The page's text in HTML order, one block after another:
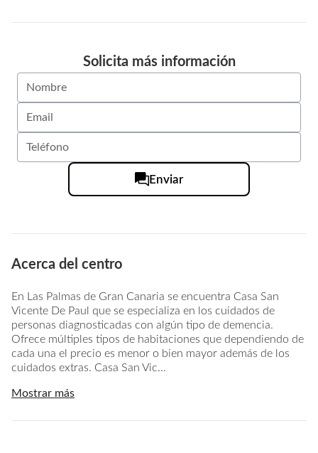
Solicita más información
Enviar
Acerca del centro
En Las Palmas de Gran Canaria se encuentra Casa San
Vicente De Paul que se especializa en los cuidados de
personas diagnosticadas con algún tipo de demencia.
Ofrece múltiples tipos de habitaciones que dependiendo de
cada una el precio es menor o bien mayor además de los
cuidados extras. Casa San Vic...
Mostrar más